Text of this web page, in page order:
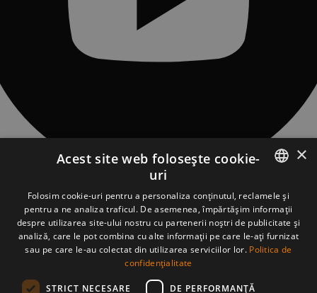
Sat Piatra Fântânele, Str. Obcioara nr.97, Comuna Tiha Bârgăului,
427363, jud. Bistrița-Năsăud, România
asociatia@tasuleasasocial.ro
DETALII ASOCIAȚIE
ASOCIAȚIA TĂȘULEASA SOCIAL
CUI: RO13681966
IBAN Via Transilvanica:
ROMANIAN
×
Acest site web folosește cookie-
uri
Folosim cookie-uri pentru a personaliza conținutul, reclamele și
pentru a ne analiza traficul. De asemenea, împărtășim informații
despre utilizarea site-ului nostru cu partenerii noștri de publicitate și
analiză, care le pot combina cu alte informații pe care le-ați furnizat
sau pe care le-au colectat din utilizarea serviciilor lor. Politica de
confidențialitate
STRICT NECESARE DE PERFORMANȚĂ